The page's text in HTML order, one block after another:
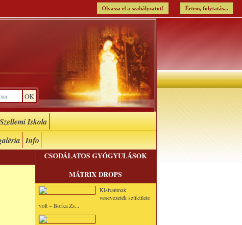
Olvassa el a szabályzatot! Értem, folytatás...
Szellemi Iskola
Info
CSODÁLATOS GYÓGYULÁSOK
MÁTRIX DROPS
Kisfiamnak
vesevezeték szűkülete
volt – Borka Zs...